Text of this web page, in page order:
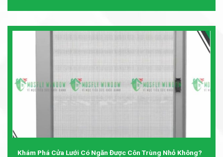
Khám Phá Cửa Lưới Có Ngăn Được Côn Trùng Nhỏ Không?